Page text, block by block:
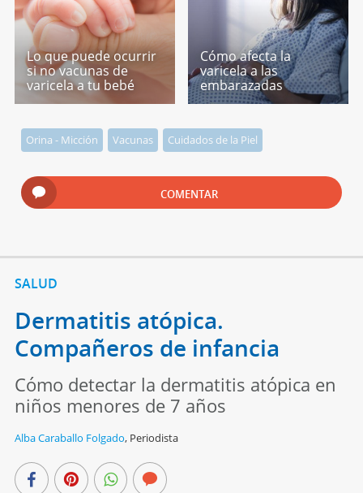
Lo que puede ocurrir
si no vacunas de
varicela a tu bebé
Cómo afecta la
varicela a las
embarazadas
Orina - Micción Vacunas Cuidados de la Piel
COMENTAR
SALUD
Dermatitis atópica.
Compañeros de infancia
Cómo detectar la dermatitis atópica en
niños menores de 7 años
Alba Caraballo Folgado, Periodista